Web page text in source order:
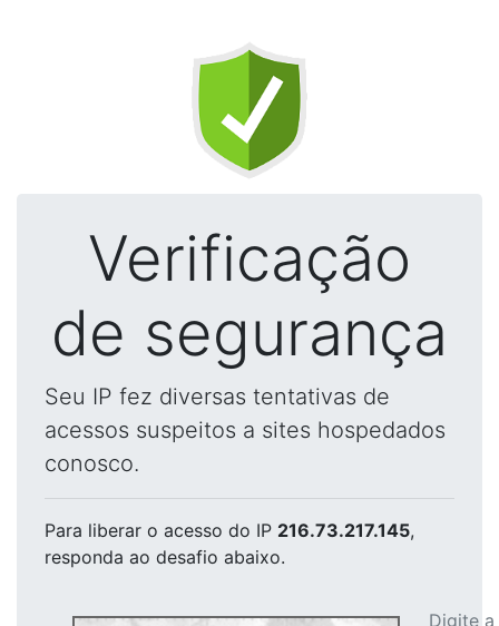
Verificação
de segurança
Seu IP fez diversas tentativas de
acessos suspeitos a sites hospedados
conosco.
Para liberar o acesso do IP 216.73.217.145,
responda ao desafio abaixo.
Digite